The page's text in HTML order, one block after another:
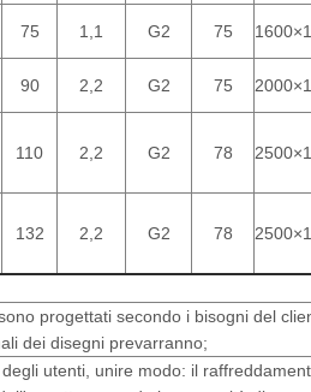
75 1,1 G2 75
90 2,2 G2 75
110 2,2 G2 78
132 2,2 G2 78
progettati secondo i bisogni del
dei disegni prevarranno;
utenti, unire modo: il